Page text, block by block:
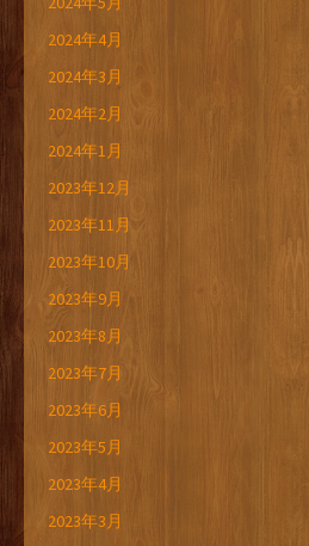
2024年4月
2024年3月
2024年2月
2024年1月
2023年12月
2023年11月
2023年10月
2023年9月
2023年8月
2023年7月
2023年6月
2023年5月
2023年4月
2023年3月